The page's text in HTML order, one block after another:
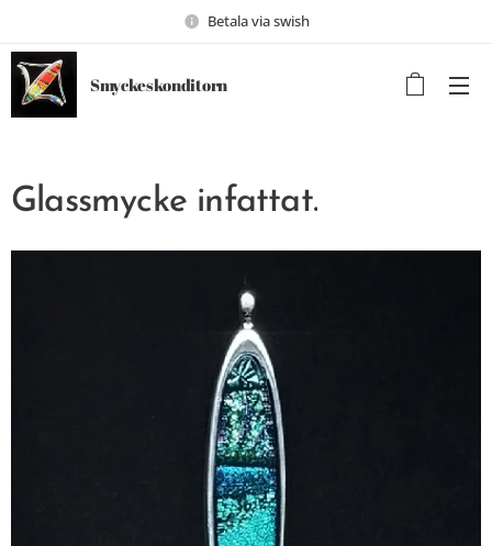
Betala via swish
Smyckeskonditorn
Glassmycke infattat.